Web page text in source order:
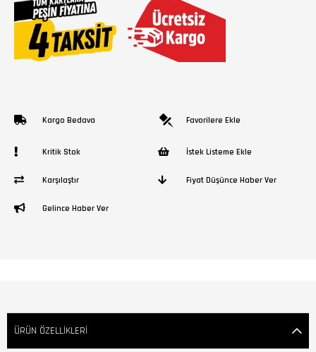
Kargo Bedava Favorilere Ekle
Kritik Stok İstek Listeme Ekle
Karşılaştır Fiyat Düşünce Haber Ver
Gelince Haber Ver
ÜRÜN ÖZELLIKLERI